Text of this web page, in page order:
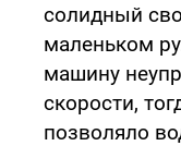
солидный
маленьком
машину
скорости,
позволяло